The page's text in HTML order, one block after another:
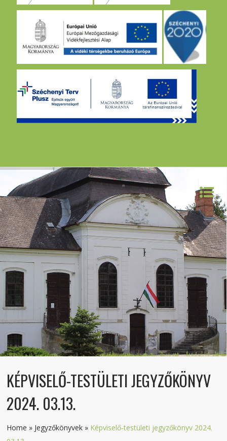
KÉPVISELŐ-TESTÜLETI JEGYZŐKÖNYV
2024. 03.13.
Home » Jegyzőkönyvek » Képviselő-testületi jegyzőkönyv 2024.